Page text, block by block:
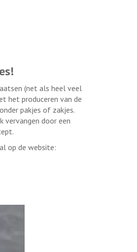
(net als heel veel
het produceren van de
pakjes of zakjes.
vervangen door een
op de website: